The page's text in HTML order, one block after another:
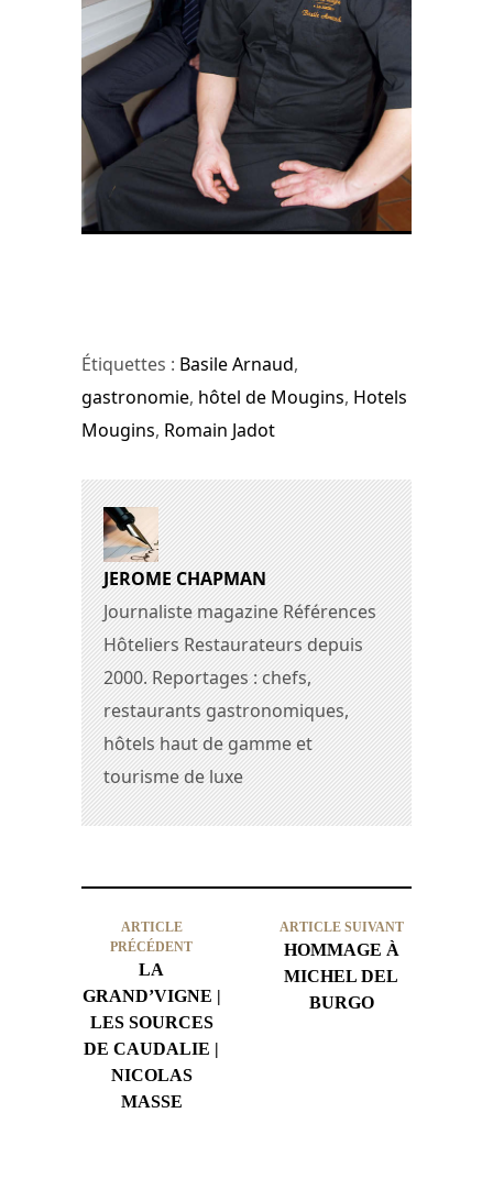
Étiquettes : Basile Arnaud,
gastronomie, hôtel de Mougins, Hotels
Mougins, Romain Jadot
JEROME CHAPMAN
Journaliste magazine Références
Hôteliers Restaurateurs depuis
2000. Reportages : chefs,
restaurants gastronomiques,
hôtels haut de gamme et
tourisme de luxe
ARTICLE
PRÉCÉDENT
LA
GRAND’VIGNE |
LES SOURCES
DE CAUDALIE |
NICOLAS
MASSE
ARTICLE SUIVANT
HOMMAGE À
MICHEL DEL
BURGO